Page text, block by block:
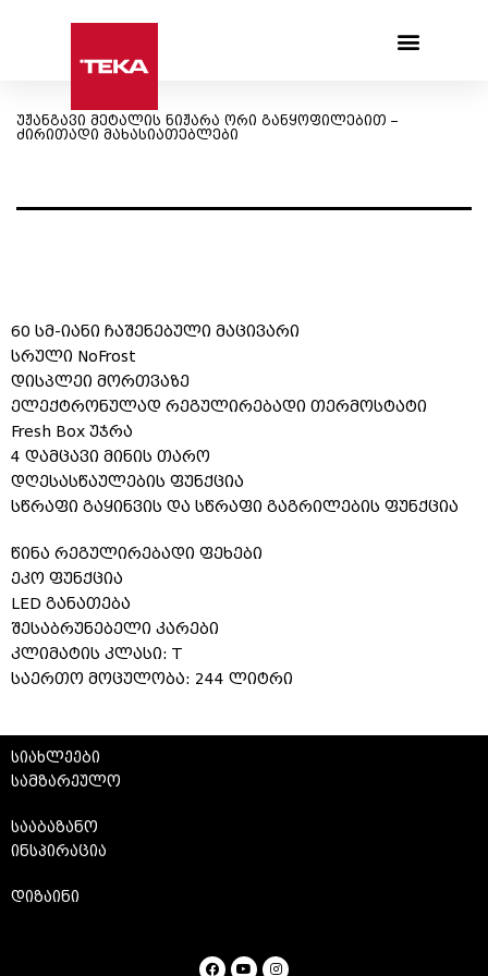
უჟანგავი მეტალის ნიჟარა ორი განყოფილებით –
ძირითადი მახასიათებლები
60 სმ-იანი ჩაშენებული მაცივარი
სრული NoFrost
დისპლეი მორთვაზე
ელექტრონულად რეგულირებადი თერმოსტატი
Fresh Box უჯრა
4 დამცავი მინის თარო
დღესასწაულების ფუნქცია
სწრაფი გაყინვის და სწრაფი გაგრილების ფუნქცია
წინა რეგულირებადი ფეხები
ეკო ფუნქცია
LED განათება
შესაბრუნებელი კარები
კლიმატის კლასი: T
საერთო მოცულობა: 244 ლიტრი
სიახლეები
სამზარეულო
სააბაზანო
ინსპირაცია
დიზაინი